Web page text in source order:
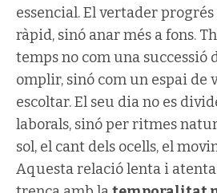
essencial. El vertader progrés
ràpid, sinó anar més a fons.
temps no com una successió
omplir, sinó com un espai de
escoltar. El seu dia no es
laborals, sinó per ritmes
sol, el cant dels ocells, el
Aquesta relació lenta i